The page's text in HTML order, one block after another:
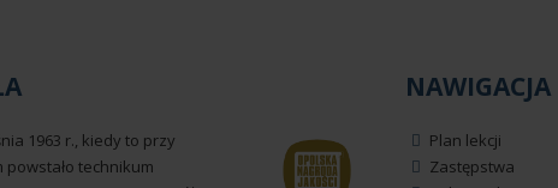
1963 r., kiedy to przy
powstało technikum
NAWIGACJA
Plan lekcji
Zastępstwa